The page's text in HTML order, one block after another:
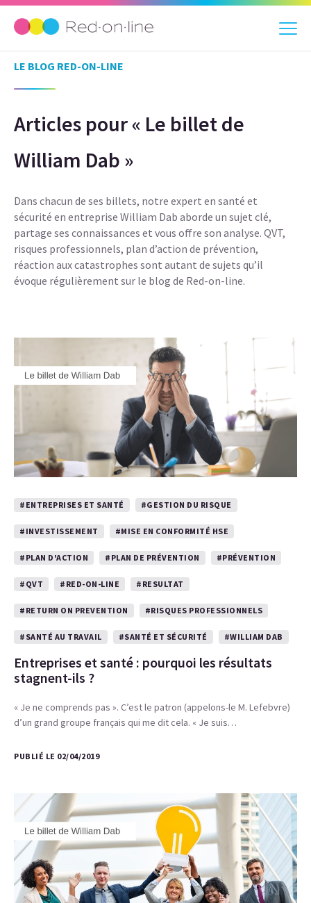
LE BLOG RED-ON-LINE
Articles pour « Le billet de
William Dab »
Dans chacun de ses billets, notre expert en santé et
sécurité en entreprise William Dab aborde un sujet clé,
partage ses connaissances et vous offre son analyse. QVT,
risques professionnels, plan d’action de prévention,
réaction aux catastrophes sont autant de sujets qu’il
évoque régulièrement sur le blog de Red-on-line.
#ENTREPRISES ET SANTÉ #GESTION DU RISQUE
#INVESTISSEMENT #MISE EN CONFORMITÉ HSE
#PLAN D'ACTION #PLAN DE PRÉVENTION #PRÉVENTION
#QVT #RED-ON-LINE #RESULTAT
#RETURN ON PREVENTION #RISQUES PROFESSIONNELS
#SANTÉ AU TRAVAIL #SANTÉ ET SÉCURITÉ #WILLIAM DAB
Entreprises et santé : pourquoi les résultats
stagnent-ils ?
« Je ne comprends pas ». C’est le patron (appelons-le M. Lefebvre)
d’un grand groupe français qui me dit cela. « Je suis…
PUBLIÉ LE 02/04/2019